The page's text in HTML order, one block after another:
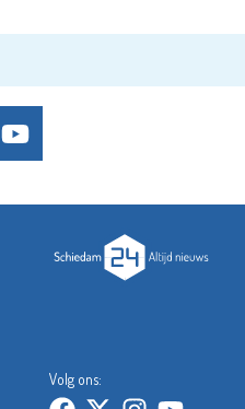
Volg ons: